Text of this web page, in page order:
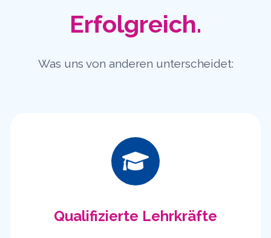
Erfolgreich.
Was uns von anderen unterscheidet:
Qualifizierte Lehrkräfte